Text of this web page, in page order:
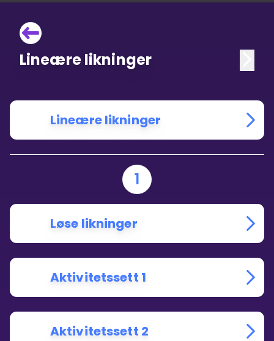
Lineære likninger
Lineære likninger
1
Løse likninger
Aktivitetssett 1
Aktivitetssett 2